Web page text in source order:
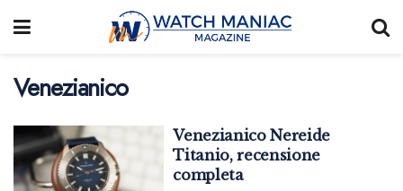
Venezianico
Venezianico Nereide
Titanio, recensione
completa